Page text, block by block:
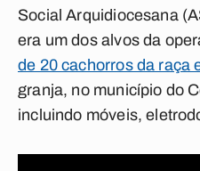
Social Arquidiocesana
era um dos alvos da
de 20 cachorros da raça
granja, no município do
incluindo móveis,